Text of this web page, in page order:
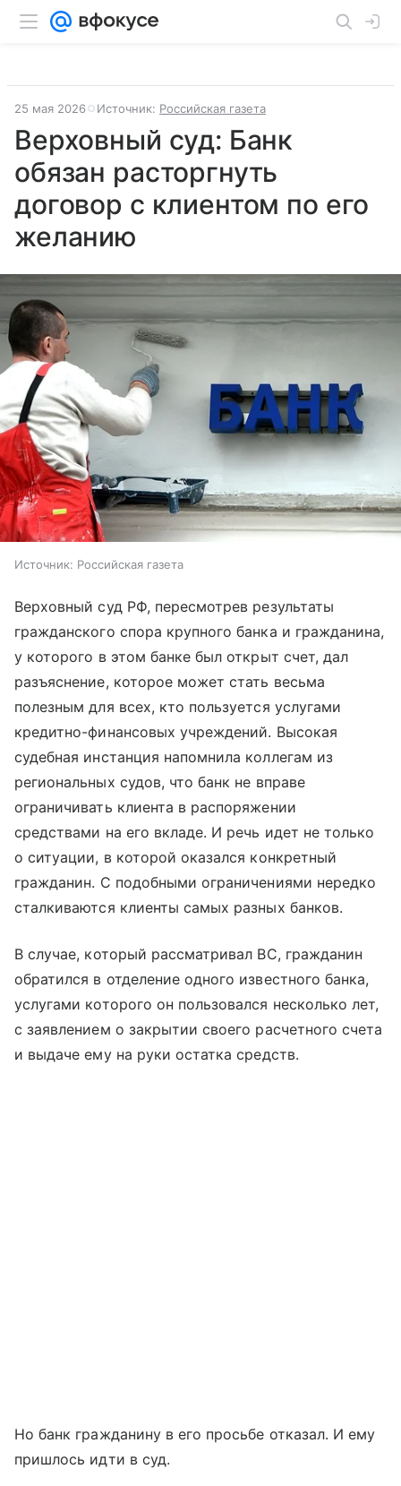
25 мая 2026 Источник: Российская газета
Верховный суд: Банк
обязан расторгнуть
договор с клиентом по его
желанию
Источник: Российская газета
Верховный суд РФ, пересмотрев результаты
гражданского спора крупного банка и гражданина,
у которого в этом банке был открыт счет, дал
разъяснение, которое может стать весьма
полезным для всех, кто пользуется услугами
кредитно-финансовых учреждений. Высокая
судебная инстанция напомнила коллегам из
региональных судов, что банк не вправе
ограничивать клиента в распоряжении
средствами на его вкладе. И речь идет не только
о ситуации, в которой оказался конкретный
гражданин. С подобными ограничениями нередко
сталкиваются клиенты самых разных банков.
В случае, который рассматривал ВС, гражданин
обратился в отделение одного известного банка,
услугами которого он пользовался несколько лет,
с заявлением о закрытии своего расчетного счета
и выдаче ему на руки остатка средств.
Но банк гражданину в его просьбе отказал. И ему
пришлось идти в суд.